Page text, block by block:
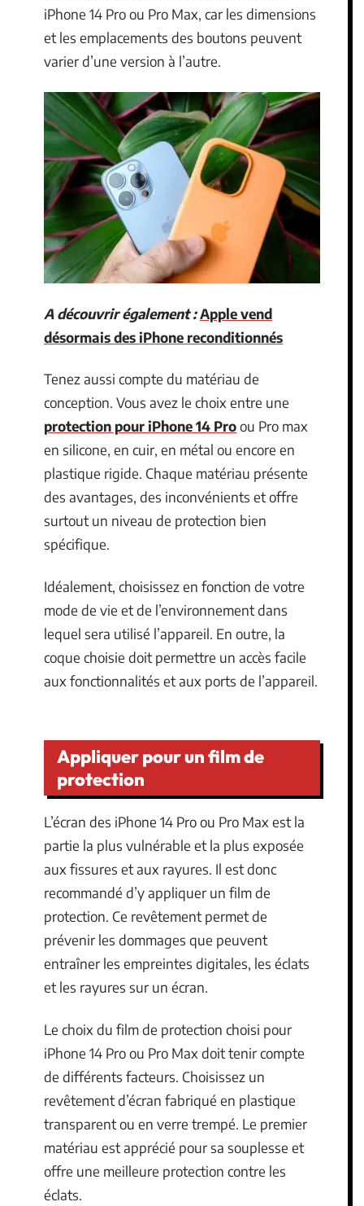
iPhone 14 Pro ou Pro Max, car les dimensions
et les emplacements des boutons peuvent
varier d’une version à l’autre.
A découvrir également :Apple vend
désormais des iPhone reconditionnés
Tenez aussi compte du matériau de
conception. Vous avez le choix entre une
protection pour iPhone 14 Proou Pro max
en silicone, en cuir, en métal ou encore en
plastique rigide. Chaque matériau présente
des avantages, des inconvénients et offre
surtout un niveau de protection bien
spécifique.
Idéalement, choisissez en fonction de votre
mode de vie et de l’environnement dans
lequel sera utilisé l’appareil. En outre, la
coque choisie doit permettre un accès facile
aux fonctionnalités et aux ports de l’appareil.
Appliquer pour un film de
protection
L’écran des iPhone 14 Pro ou Pro Max est la
partie la plus vulnérable et la plus exposée
aux fissures et aux rayures. Il est donc
recommandé d’y appliquer un film de
protection. Ce revêtement permet de
prévenir les dommages que peuvent
entraîner les empreintes digitales, les éclats
et les rayures sur un écran.
Le choix du film de protection choisi pour
iPhone 14 Pro ou Pro Max doit tenir compte
de différents facteurs. Choisissez un
revêtement d’écran fabriqué en plastique
transparent ou en verre trempé. Le premier
matériau est apprécié pour sa souplesse et
offre une meilleure protection contre les
éclats.